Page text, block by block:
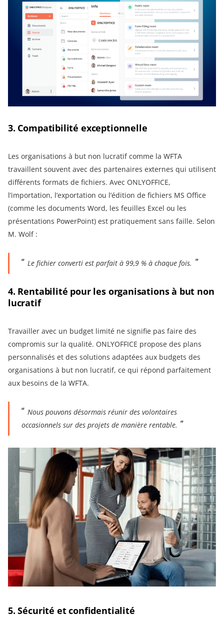
3. Compatibilité exceptionnelle
Les organisations à but non lucratif comme la WFTA
travaillent souvent avec des partenaires externes qui utilisent
différents formats de fichiers. Avec ONLYOFFICE,
l’importation, l’exportation ou l’édition de fichiers MS Office
(comme les documents Word, les feuilles Excel ou les
présentations PowerPoint) est pratiquement sans faille. Selon
M. Wolf :
Le fichier converti est parfait à 99,9 % à chaque fois.
4. Rentabilité pour les organisations à but non
lucratif
Travailler avec un budget limité ne signifie pas faire des
compromis sur la qualité. ONLYOFFICE propose des plans
personnalisés et des solutions adaptées aux budgets des
organisations à but non lucratif, ce qui répond parfaitement
aux besoins de la WFTA.
Nous pouvons désormais réunir des volontaires
occasionnels sur des projets de manière rentable.
5. Sécurité et confidentialité